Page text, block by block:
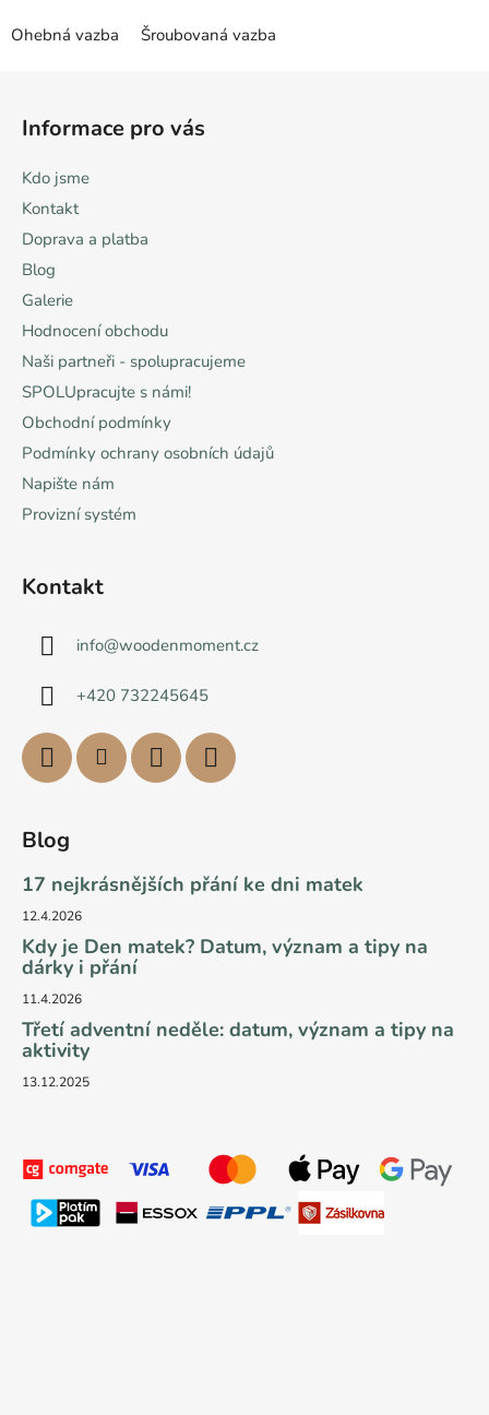
Ohebná vazba Šroubovaná vazba
Informace pro vás
Kdo jsme
Kontakt
Doprava a platba
Blog
Galerie
Hodnocení obchodu
Naši partneři - spolupracujeme
SPOLUpracujte s námi!
Obchodní podmínky
Podmínky ochrany osobních údajů
Napište nám
Provizní systém
Kontakt
info@woodenmoment.cz
+420 732245645
Blog
17 nejkrásnějších přání ke dni matek
12.4.2026
Kdy je Den matek? Datum, význam a tipy na
dárky i přání
11.4.2026
Třetí adventní neděle: datum, význam a tipy na
aktivity
13.12.2025